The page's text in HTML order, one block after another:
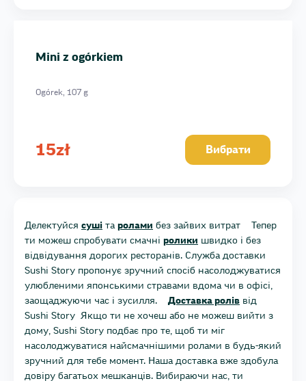
Mini z ogórkiem
Ogórek, 107 g
15zł Вибрати
Делектуйся суші та ролами без зайвих витрат Тепер
ти можеш спробувати смачні ролики швидко і без
відвідування дорогих ресторанів. Служба доставки
Sushi Story пропонує зручний спосіб насолоджуватися
улюбленими японськими стравами вдома чи в офісі,
заощаджуючи час і зусилля.Доставка ролів від
Sushi Story Якщо ти не хочеш або не можеш вийти з
дому, Sushi Story подбає про те, щоб ти міг
насолоджуватися найсмачнішими ролами в будь-який
зручний для тебе момент. Наша доставка вже здобула
довіру багатьох мешканців. Вибираючи нас, ти